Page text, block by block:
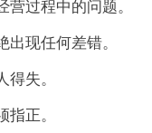
过程中的问题。
现任何差错。
失。
正。